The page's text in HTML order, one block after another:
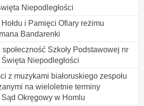
Niepodległości
i Pamięci Ofiary reżimu
Bandarenki
Szkoły Podstawowej nr
Niepodległości
z muzykami białoruskiego zespołu
na wieloletnie terminy
Okręgowy w Homlu